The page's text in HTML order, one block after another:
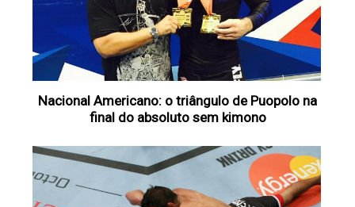
Nacional Americano: o triângulo de Puopolo na
final do absoluto sem kimono